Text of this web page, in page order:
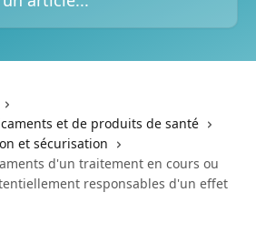
et de produits de santé
et sécurisation
d'un traitement en cours ou
responsables d'un effet